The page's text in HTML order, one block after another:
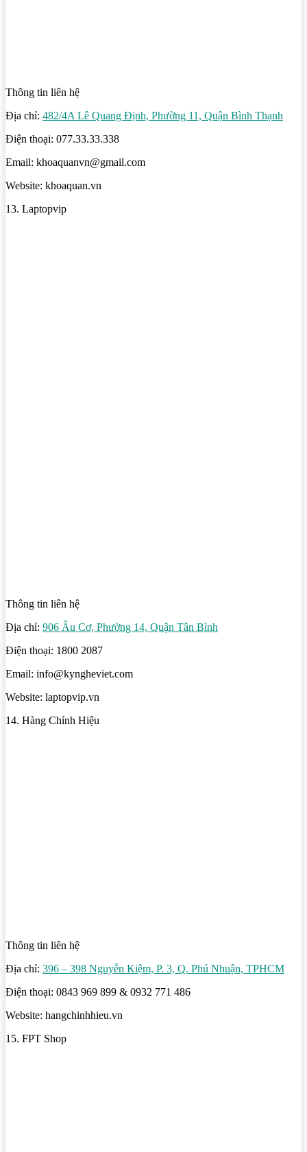
Thông tin liên hệ
Địa chỉ: 482/4A Lê Quang Định, Phường 11, Quận Bình Thạnh
Điện thoại: 077.33.33.338
Email: khoaquanvn@gmail.com
Website: khoaquan.vn
13. Laptopvip
Thông tin liên hệ
Địa chỉ: 906 Âu Cơ, Phường 14, Quận Tân Bình
Điện thoại: 1800 2087
Email: info@kyngheviet.com
Website: laptopvip.vn
14. Hàng Chính Hiệu
Thông tin liên hệ
Địa chỉ: 396 – 398 Nguyễn Kiệm, P. 3, Q. Phú Nhuận, TPHCM
Điện thoại: 0843 969 899 & 0932 771 486
Website: hangchinhhieu.vn
15. FPT Shop